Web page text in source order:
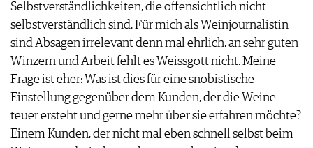
Selbstverständlichkeiten, die offensichtlich nicht
selbstverständlich sind. Für mich als Weinjournalistin
sind Absagen irrelevant denn mal ehrlich, an sehr guten
Winzern und Arbeit fehlt es Weissgott nicht. Meine
Frage ist eher: Was ist dies für eine snobistische
Einstellung gegenüber dem Kunden, der die Weine
teuer ersteht und gerne mehr über sie erfahren möchte?
Einem Kunden, der nicht mal eben schnell selbst beim